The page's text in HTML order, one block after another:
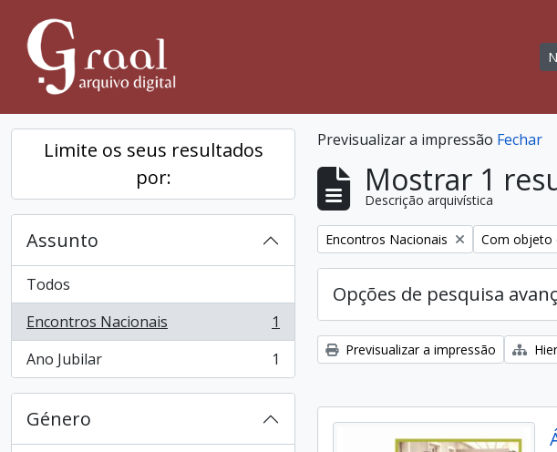
Limite os seus resultados
por:
Assunto
Todos
Encontros Nacionais
, 1 resultados
1
Ano Jubilar
, 1 resultados 1
Género
Previsualizar a impressão Fechar
Mostrar 1
Descrição arquivística
Remover filtro:
Encontros Nacionais Remover
Com objeto
Opções de pesquisa
Previsualizar a impressão